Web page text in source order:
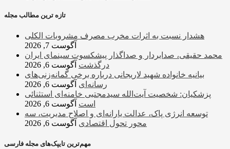
تازه ترین مطالب مجله
هشدار نسبت به اثرات مخرب مصرف مشروبات الکلی
آگوست 7, 2026
محمد حقیقی، صدابردار و صداگذار پیشکسوت سینمای ایران
درگذشت آگوست 6, 2026
بیانیه خانواده شهید لاریجانی درباره برخی گمانه‌زنی‌های
رسانه‌ای آگوست 6, 2026
پزشکیان: شخصیت آیت‌الله سیدمجتبی خامنه‌ای استثنائی
است آگوست 6, 2026
توسعه انرژی پاک، عدالت یارانه‌ای و اصلاح مدیریت، سه
محور تحول اقتصادی آگوست 6, 2026
مهم‌ترین تایپک‌های مجله فارسی